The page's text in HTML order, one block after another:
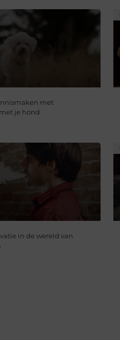
met
je hond
in de wereld van